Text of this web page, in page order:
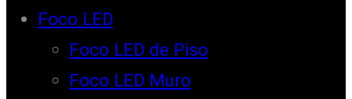
Foco LED
Foco LED de Piso
Foco LED Muro